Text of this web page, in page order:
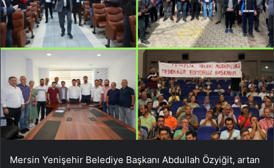
Mersin Yenişehir Belediye Başkanı Abdullah Özyiğit, artan